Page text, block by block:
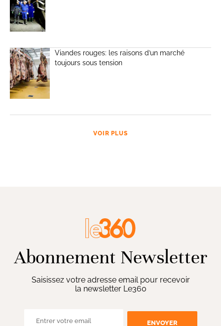
Viandes rouges: les raisons d’un marché
toujours sous tension
VOIR PLUS
Abonnement Newsletter
Saisissez votre adresse email pour recevoir
la newsletter Le360
ENVOYER